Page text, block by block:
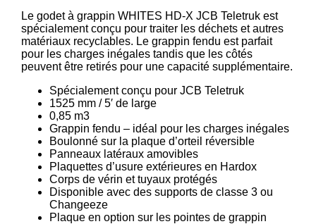
Le godet à grappin WHITES HD-X JCB Teletruk est
spécialement conçu pour traiter les déchets et autres
matériaux recyclables. Le grappin fendu est parfait
pour les charges inégales tandis que les côtés
peuvent être retirés pour une capacité supplémentaire.
Spécialement conçu pour JCB Teletruk
1525 mm / 5′ de large
0,85 m3
Grappin fendu – idéal pour les charges inégales
Boulonné sur la plaque d’orteil réversible
Panneaux latéraux amovibles
Plaquettes d’usure extérieures en Hardox
Corps de vérin et tuyaux protégés
Disponible avec des supports de classe 3 ou
Changeeze
Plaque en option sur les pointes de grappin